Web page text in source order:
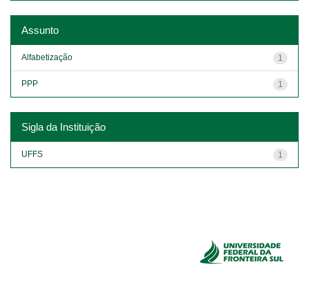
Assunto
1
Alfabetização
1
PPP
Sigla da Instituição
1
UFFS